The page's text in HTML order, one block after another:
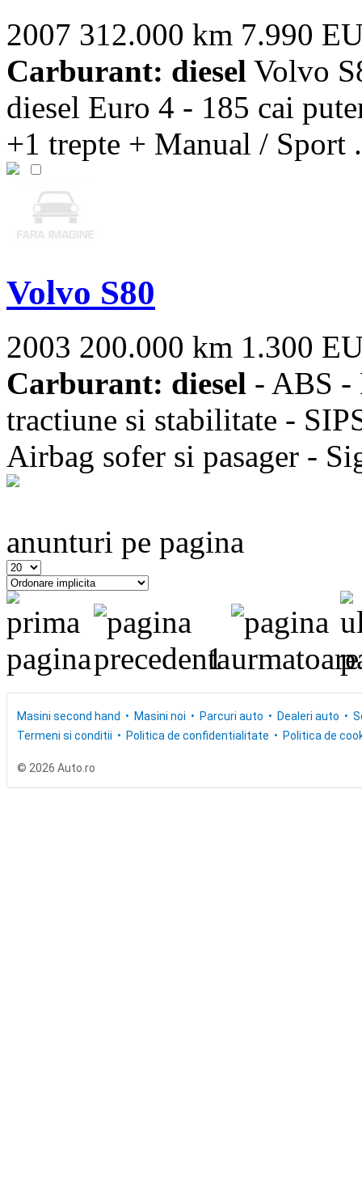
2007 312.000 km 7.990
Carburant: diesel Volvo
diesel Euro 4 - 185 cai
+1 trepte + Manual / Sport
Volvo S80
2003 200.000 km 1.300
Carburant: diesel - ABS -
tractiune si stabilitate -
Airbag sofer si pasager -
anunturi pe pagina
1
Masini second hand Masini noi Parcuri auto Dealeri auto
Termeni si conditii
Politica de confidentialitate Politica de
© 2026 Auto.ro